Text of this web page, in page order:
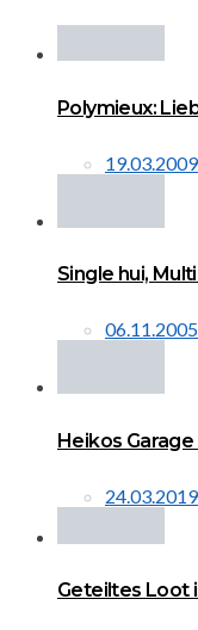
Polymieux:
19.03.2009
Single hui,
06.11.2005
Heikos
24.03.2019
Geteiltes Loot